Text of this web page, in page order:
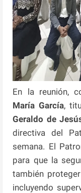
En la reunión,
María García,
Geraldo de
directiva del
semana. El
para que la
también
incluyendo